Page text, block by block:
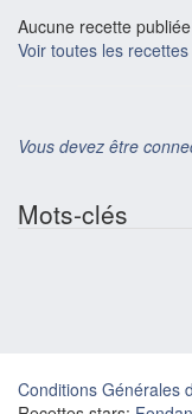
Aucune recette publiée
Voir toutes les
Vous devez être
Mots-clés
Conditions Générales